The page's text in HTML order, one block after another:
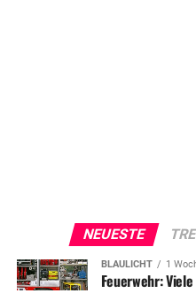
NEUESTE
BLAULICHT 1
Feuerwehr: